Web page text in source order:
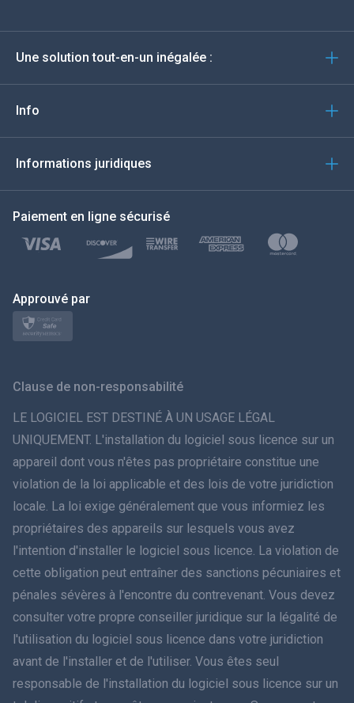
Deutsch
Türkçe
Polski
日本
ภาษาไทย
Dansk
हिंदी
עברית
Română
Ελληνικά
Une solution tout-en-un inégalée :
Info
Informations juridiques
Paiement en ligne sécurisé
Approuvé par
Clause de non-responsabilité
LE LOGICIEL EST DESTINÉ À UN USAGE LÉGAL
UNIQUEMENT. L'installation du logiciel sous licence sur un
appareil dont vous n'êtes pas propriétaire constitue une
violation de la loi applicable et des lois de votre juridiction
locale. La loi exige généralement que vous informiez les
propriétaires des appareils sur lesquels vous avez
l'intention d'installer le logiciel sous licence. La violation de
cette obligation peut entraîner des sanctions pécuniaires et
pénales sévères à l'encontre du contrevenant. Vous devez
consulter votre propre conseiller juridique sur la légalité de
l'utilisation du logiciel sous licence dans votre juridiction
avant de l'installer et de l'utiliser. Vous êtes seul
responsable de l'installation du logiciel sous licence sur un